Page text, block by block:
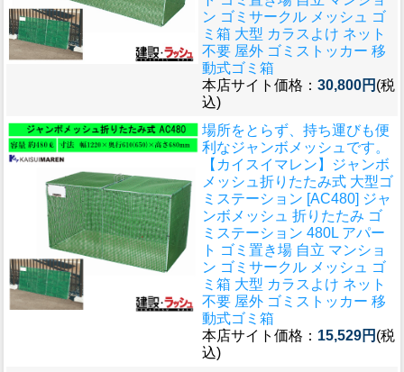
ン ゴミサークル メッシュ ゴ
ミ箱 大型 カラスよけ ネット
不要 屋外 ゴミストッカー 移
動式ゴミ箱
本店サイト価格： 30,800円 (税
込)
場所をとらず、持ち運びも便
利なジャンボメッシュです。
【カイスイマレン】ジャンボ
メッシュ折りたたみ式 大型ゴ
ミステーション [AC480] ジャ
ンボメッシュ 折りたたみ ゴ
ミステーション 480L アパー
ト ゴミ置き場 自立 マンショ
ン ゴミサークル メッシュ ゴ
ミ箱 大型 カラスよけ ネット
不要 屋外 ゴミストッカー 移
動式ゴミ箱
本店サイト価格： 15,529円 (税
込)